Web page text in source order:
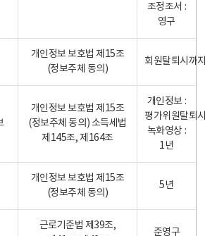
조정조서 :
영구
개인정보 보호법 제15조
(정보주체 동의)
회원탈퇴시까
개인정보 보호법 제15조
(정보주체 동의) 소득세법
제145조, 제164조
개인정보 :
평가위원탈퇴
녹화영상 :
1년
개인정보 보호법 제15조
(정보주체 동의)
5년
근로기준법 제39조,
준영구